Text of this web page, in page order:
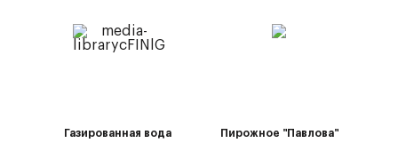
Газированная вода
Пирожное "Павлова"